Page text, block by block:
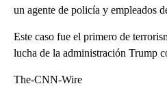
un agente de policía y empleados
Este caso fue el primero de
lucha de la administración Trump
The-CNN-Wire